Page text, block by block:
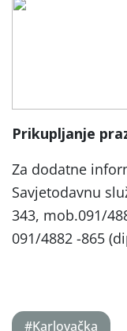
Prikupljanje
Za dodatne
Savjetodavnu
343, mob.091/
091/4882 -865
#Karlovačka